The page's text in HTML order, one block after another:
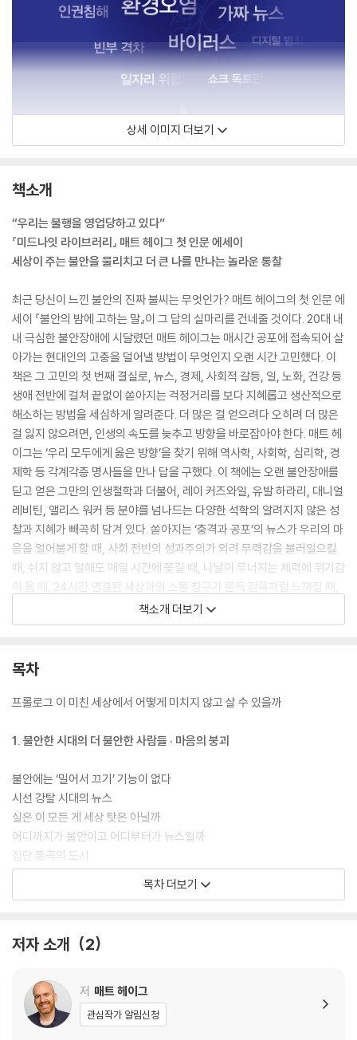
상세 이미지 더보기
책소개
“우리는 불행을 영업당하고 있다”
『미드나잇 라이브러리』 매트 헤이그 첫 인문 에세이
세상이 주는 불안을 물리치고 더 큰 나를 만나는 놀라운 통찰
최근 당신이 느낀 불안의 진짜 불씨는 무엇인가? 매트 헤이그의 첫 인문 에
세이 『불안의 밤에 고하는 말』이 그 답의 실마리를 건네줄 것이다. 20대 내
내 극심한 불안장애에 시달렸던 매트 헤이그는 매시간 공포에 접속되어 살
아가는 현대인의 고충을 덜어낼 방법이 무엇인지 오랜 시간 고민했다. 이
책은 그 고민의 첫 번째 결실로, 뉴스, 경제, 사회적 갈등, 일, 노화, 건강 등
생애 전반에 걸쳐 끝없이 쏟아지는 걱정거리를 보다 지혜롭고 생산적으로
해소하는 방법을 세심하게 알려준다. 더 많은 걸 얻으려다 오히려 더 많은
걸 잃지 않으려면, 인생의 속도를 늦추고 방향을 바로잡아야 한다. 매트 헤
이그는 ‘우리 모두에게 옳은 방향’을 찾기 위해 역사학, 사회학, 심리학, 경
제학 등 각계각층 명사들을 만나 답을 구했다. 이 책에는 오랜 불안장애를
딛고 얻은 그만의 인생철학과 더불어, 레이 커즈와일, 유발 하라리, 대니얼
레비틴, 앨리스 워커 등 분야를 넘나드는 다양한 석학의 알려지지 않은 성
찰과 지혜가 빼곡히 담겨 있다. 쏟아지는 ‘충격과 공포’의 뉴스가 우리의 마
음을 얼어붙게 할 때, 사회 전반의 성과주의가 외려 무력감을 불러일으킬
때, 쉬지 않고 일해도 매일 시간에 쫓길 때, 나날이 무너지는 체력에 위기감
이 올 때, 24시간 연결된 세상과의 소통 창구가 문득 감옥처럼 느껴질 때,
책 속의 지혜가 갈 곳 잃은 우리 마음의 명쾌하고 세심한 길잡이가 되어줄
것이다.
책소개 더보기
목차
프롤로그 이 미친 세상에서 어떻게 미치지 않고 살 수 있을까
1. 불안한 시대의 더 불안한 사람들 · 마음의 붕괴
불안에는 ‘밀어서 끄기’ 기능이 없다
시선 강탈 시대의 뉴스
실은 이 모든 게 세상 탓은 아닐까
어디까지가 불안이고 어디부터가 뉴스일까
집단 통곡의 도시
고통은 지독하게 훌륭한 선생님이다
변화의 세상에서 인간성을 유지한다는 것
재접속을 위해 종료 버튼을 눌러야 한다
2. 우리는 행복이 무엇인지도 모르고 · 욕망의 중독
목차 더보기
저자 소개 2
저 매트 헤이그
관심작가 알림신청